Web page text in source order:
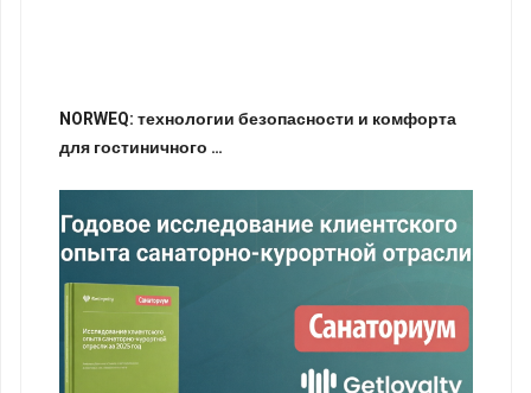
NORWEQ: технологии безопасности и комфорта
для гостиничного …